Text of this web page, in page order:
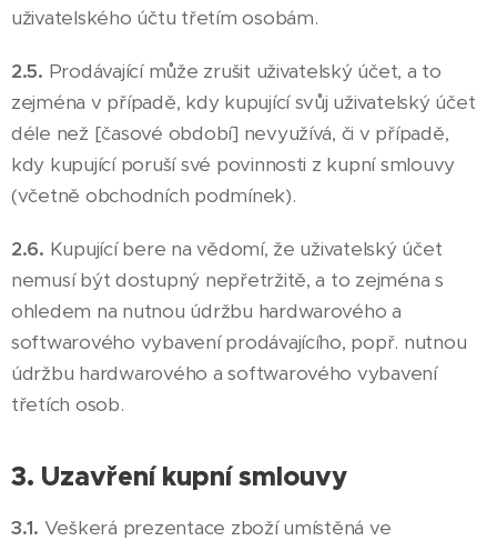
uživatelského účtu třetím osobám.
2.5. Prodávající může zrušit uživatelský účet, a to
zejména v případě, kdy kupující svůj uživatelský účet
déle než [časové období] nevyužívá, či v případě,
kdy kupující poruší své povinnosti z kupní smlouvy
(včetně obchodních podmínek).
2.6. Kupující bere na vědomí, že uživatelský účet
nemusí být dostupný nepřetržitě, a to zejména s
ohledem na nutnou údržbu hardwarového a
softwarového vybavení prodávajícího, popř. nutnou
údržbu hardwarového a softwarového vybavení
třetích osob.
3. Uzavření kupní smlouvy
3.1. Veškerá prezentace zboží umístěná ve